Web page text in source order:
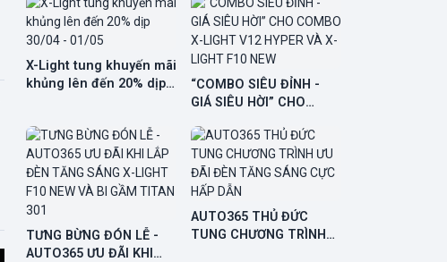
X-Light tung khuyến mãi
khủng lên đến 20% dịp
“COMBO SIÊU ĐỈNH -
GIÁ SIÊU HỜI” CHO
HYPER VÀ X-LIGHT F10
NEW
TƯNG BỪNG ĐÓN LỄ -
AUTO365 ƯU ĐÃI KHI
AUTO365 THỦ ĐỨC
TUNG CHƯƠNG TRÌNH